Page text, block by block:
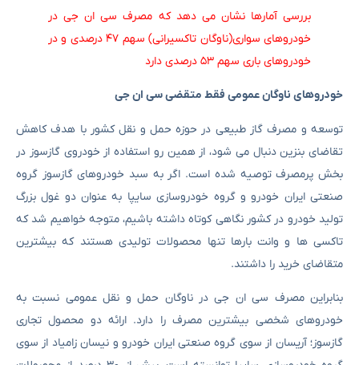
بررسی آمارها نشان می دهد که مصرف سی ان جی در
خودروهای سواری(ناوگان تاکسیرانی) سهم ۴۷ درصدی و در
خودروهای باری سهم ۵۳ درصدی دارد
خودروهای ناوگان عمومی فقط متقضی سی ان جی
توسعه و مصرف گاز طبیعی در حوزه حمل و نقل کشور با هدف کاهش
تقاضای بنزین دنبال می شود، از همین رو استفاده از خودروی گازسوز در
بخش پرمصرف توصیه شده است. اگر به سبد خودروهای گازسوز گروه
صنعتی ایران خودرو و گروه خودروسازی سایپا به عنوان دو غول بزرگ
تولید خودرو در کشور نگاهی کوتاه داشته باشیم، متوجه خواهیم شد که
تاکسی ها و وانت بارها تنها محصولات تولیدی هستند که بیشترین
متقاضای خرید را داشتند.
بنابراین مصرف سی ان جی در ناوگان حمل و نقل عمومی نسبت به
خودروهای شخصی بیشترین مصرف را دارد. ارائه دو محصول تجاری
گازسوز؛ آریسان از سوی گروه صنعتی ایران خودرو و نیسان زامیاد از سوی